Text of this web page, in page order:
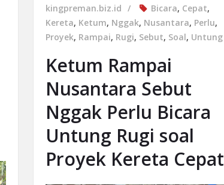
kingpreman.biz.id
Bicara, Cepat,
Kereta, Ketum, Nggak, Nusantara, Perlu,
Proyek, Rampai, Rugi, Sebut, Soal, Untung
Ketum Rampai
Nusantara Sebut
Nggak Perlu Bicara
Untung Rugi soal
Proyek Kereta Cepat